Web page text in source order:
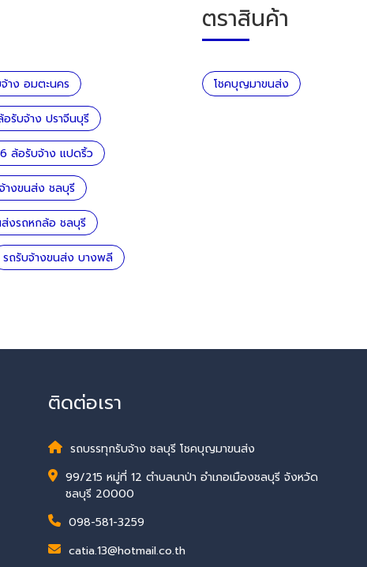
าง อมตะนคร
รับจ้าง ปราจีนบุรี
ล้อรับจ้าง แปดริ้ว
างขนส่ง ชลบุรี
งรถหกล้อ ชลบุรี
รถรับจ้างขนส่ง บางพลี
ตราสินค้า
โชคบุญมาขนส่ง
ติดต่อเรา
รถบรรทุกรับจ้าง ชลบุรี โชคบุญมาขนส่ง
99/215 หมู่ที่ 12 ตำบลนาป่า อำเภอเมืองชลบุรี จังหวัด
ชลบุรี 20000
098-581-3259
catia.13@hotmail.co.th